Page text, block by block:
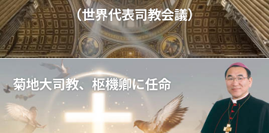
（世界代表司教会議）
菊地大司教、枢機卿に任命